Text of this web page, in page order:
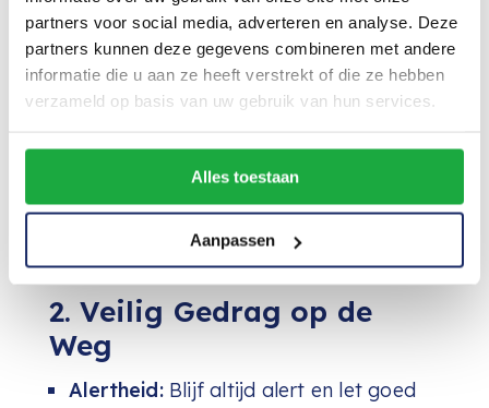
partners voor social media, adverteren en analyse. Deze
partners kunnen deze gegevens combineren met andere
informatie die u aan ze heeft verstrekt of die ze hebben
verzameld op basis van uw gebruik van hun services.
Alles toestaan
Aanpassen
kunnen ook helpen.
Motorfiets Onderhoud: Zorg ervoor
dat je motorfiets in goede staat
verkeert. Controleer regelmatig de
verlichting, remmen, en banden. Een
goed onderhouden motor is essentieel
voor jouw veiligheid.
2. Veilig Gedrag op de
Weg
Alertheid: Blijf altijd alert en let goed